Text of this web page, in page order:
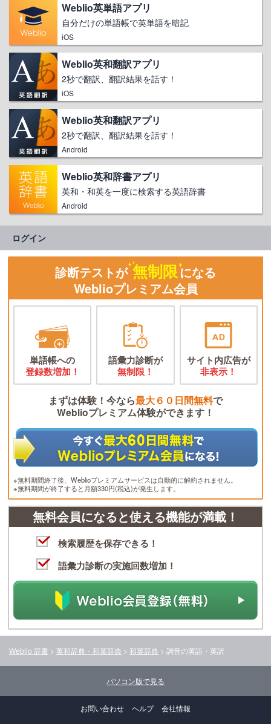
Weblio英単語アプリ
自分だけの単語帳で英単語を暗記
iOS
Weblio英和翻訳アプリ
2秒で翻訳、翻訳結果を話す！
iOS
Weblio英和翻訳アプリ
2秒で翻訳、翻訳結果を話す！
Android
Weblio英和辞書アプリ
英和・和英を一度に検索する英語辞書
Android
ログイン
診断テストが 無制限になる
Weblioプレミアム会員
単語帳への
登録数増加！
語彙力診断が
無制限！
サイト内広告が
非表示！
まずは体験！今なら最大６０日間無料で
Weblioプレミアム体験ができます！
※無料期間終了後、Weblioプレミアムサービスは自動的に解約されません。
※無料期間が終了すると月額330円(税込)が発生します。
無料会員になると使える機能が満載！
検索履歴を保存できる！
語彙力診断の実施回数増加！
Weblio 辞書 > 英和辞典・和英辞典 > 和英辞典 > 調音の英語・英訳
パソコン版で見る
お問い合わせ ヘルプ 会社情報